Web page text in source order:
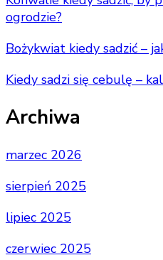
ogrodzie?
Bożykwiat kiedy sadzić –
Kiedy sadzi się cebulę –
Archiwa
marzec 2026
sierpień 2025
lipiec 2025
czerwiec 2025